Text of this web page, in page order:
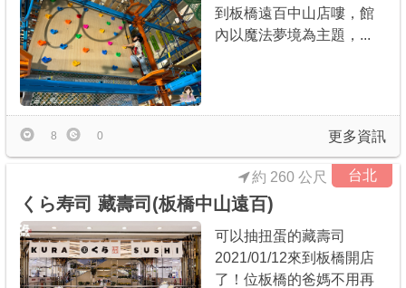
到板橋遠百中山店嘍，館
內以魔法夢境為主題，...
更多資訊
8 0
台北
くら寿司 藏壽司(板橋中山遠百)
約 260 公尺
可以抽扭蛋的藏壽司
2021/01/12來到板橋開店
了！位板橋的爸媽不用再